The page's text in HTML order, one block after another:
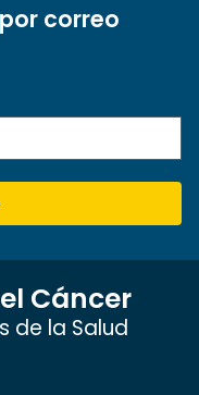
correo
Cáncer
de la Salud